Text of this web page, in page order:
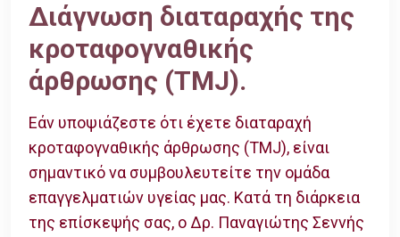
Διάγνωση διαταραχής της
κροταφογναθικής
άρθρωσης (TMJ).
Εάν υποψιάζεστε ότι έχετε διαταραχή
κροταφογναθικής άρθρωσης (TMJ), είναι
σημαντικό να συμβουλευτείτε την ομάδα
επαγγελματιών υγείας μας. Κατά τη διάρκεια
της επίσκεψής σας, ο Δρ. Παναγιώτης Σεννής